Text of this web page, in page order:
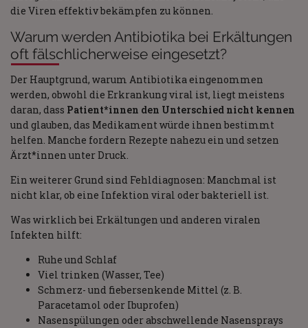
die Viren effektiv bekämpfen zu können.
Warum werden Antibiotika bei Erkältungen
oft fälschlicherweise eingesetzt?
Der Hauptgrund, warum Antibiotika eingenommen
werden, obwohl die Erkrankung viral ist, liegt meistens
daran, dass Patient*innen den Unterschied nicht kennen
und glauben, das Medikament würde ihnen bestimmt
helfen. Manche fordern Rezepte nahezu ein und setzen
Ärzt*innen unter Druck.
Ein weiterer Grund sind Fehldiagnosen: Manchmal ist
nicht klar, ob eine Infektion viral oder bakteriell ist.
Was wirklich bei Erkältungen und anderen viralen
Infekten hilft:
Ruhe und Schlaf
Viel trinken (Wasser, Tee)
Schmerz- und fiebersenkende Mittel (z. B.
Paracetamol oder Ibuprofen)
Nasenspülungen oder abschwellende Nasensprays